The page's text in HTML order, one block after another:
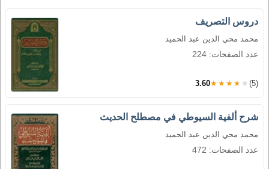
دروس التصريف
محمد محي الدين عبد الحميد
عدد الصفحات: 224
3.60★★★★★ (5)
شرح ألفية السيوطي في مصطلح الحديث
محمد محي الدين عبد الحميد
عدد الصفحات: 472